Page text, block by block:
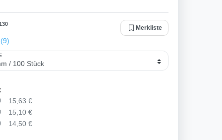
Merkliste
(9)
15,63 €
15,10 €
14,50 €